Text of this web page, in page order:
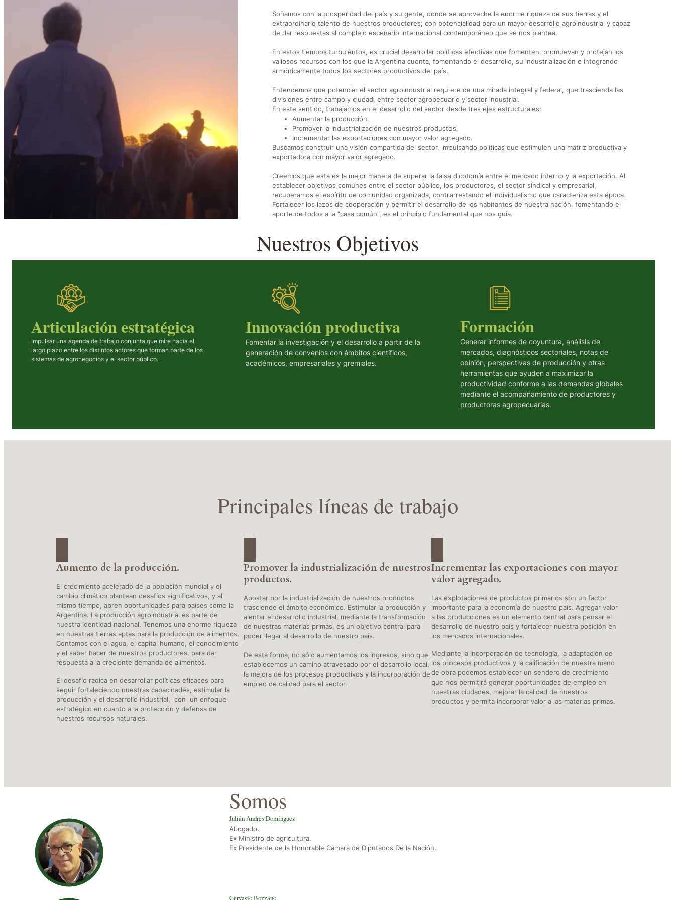
Soñamos con la prosperidad del país y su gente, donde se aproveche la enorme riqueza de sus tierras y el
extraordinario talento de nuestros productores; con potencialidad para un mayor desarrollo agroindustrial y capaz
de dar respuestas al complejo escenario internacional contemporáneo que se nos plantea.
En estos tiempos turbulentos, es crucial desarrollar políticas efectivas que fomenten, promuevan y protejan los
valiosos recursos con los que la Argentina cuenta, fomentando el desarrollo, su industrialización e integrando
armónicamente todos los sectores productivos del país.
Entendemos que potenciar el sector agroindustrial requiere de una mirada integral y federal, que trascienda las
divisiones entre campo y ciudad, entre sector agropecuario y sector industrial.
En este sentido, trabajamos en el desarrollo del sector desde tres ejes estructurales:
Aumentar la producción.
Promover la industrialización de nuestros productos.
Incrementar las exportaciones con mayor valor agregado.
Buscamos construir una visión compartida del sector, impulsando políticas que estimulen una matriz productiva y
exportadora con mayor valor agregado.
Creemos que esta es la mejor manera de superar la falsa dicotomía entre el mercado interno y la exportación. Al
establecer objetivos comunes entre el sector público, los productores, el sector sindical y empresarial,
recuperamos el espíritu de comunidad organizada, contrarrestando el individualismo que caracteriza esta época.
Fortalecer los lazos de cooperación y permitir el desarrollo de los habitantes de nuestra nación, fomentando el
aporte de todos a la “casa común”, es el principio fundamental que nos guía.
Nuestros Objetivos
Articulación estratégica
Impulsar una agenda de trabajo conjunta que mire hacia el
largo plazo entre los distintos actores que forman parte de los
sistemas de agronegocios y el sector público.
Innovación productiva
Fomentar la investigación y el desarrollo a partir de la
generación de convenios con ámbitos científicos,
académicos, empresariales y gremiales.
Formación
Generar informes de coyuntura, análisis de
mercados, diagnósticos sectoriales, notas de
opinión, perspectivas de producción y otras
herramientas que ayuden a maximizar la
productividad conforme a las demandas globales
mediante el acompañamiento de productores y
productoras agropecuarias.
Principales líneas de trabajo
Aumento de la producción.
El crecimiento acelerado de la población mundial y el
cambio climático plantean desafíos significativos, y al
mismo tiempo, abren oportunidades para países como la
Argentina. La producción agroindustrial es parte de
nuestra identidad nacional. Tenemos una enorme riqueza
en nuestras tierras aptas para la producción de alimentos.
Contamos con el agua, el capital humano, el conocimiento
y el saber hacer de nuestros productores, para dar
respuesta a la creciente demanda de alimentos.
El desafío radica en desarrollar políticas eficaces para
seguir fortaleciendo nuestras capacidades, estimular la
producción y el desarrollo industrial, con un enfoque
estratégico en cuanto a la protección y defensa de
nuestros recursos naturales.
Promover la industrialización de nuestros
productos.
Apostar por la industrialización de nuestros productos
trasciende el ámbito económico. Estimular la producción y
alentar el desarrollo industrial, mediante la transformación
de nuestras materias primas, es un objetivo central para
poder llegar al desarrollo de nuestro país.
De esta forma, no sólo aumentamos los ingresos, sino que
establecemos un camino atravesado por el desarrollo local,
la mejora de los procesos productivos y la incorporación de
empleo de calidad para el sector.
Incrementar las exportaciones con mayor
valor agregado.
Las explotaciones de productos primarios son un factor
importante para la economía de nuestro país. Agregar valor
a las producciones es un elemento central para pensar el
desarrollo de nuestro país y fortalecer nuestra posición en
los mercados internacionales.
Mediante la incorporación de tecnología, la adaptación de
los procesos productivos y la calificación de nuestra mano
de obra podemos establecer un sendero de crecimiento
que nos permitirá generar oportunidades de empleo en
nuestras ciudades, mejorar la calidad de nuestros
productos y permita incorporar valor a las materias primas.
Somos
Julián Andrés Domínguez
Abogado.
Ex Ministro de agricultura.
Ex Presidente de la Honorable Cámara de Diputados De la Nación.
Gervasio Bozzano